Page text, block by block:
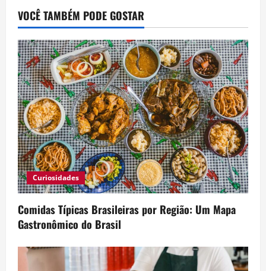
VOCÊ TAMBÉM PODE GOSTAR
Curiosidades
Comidas Típicas Brasileiras por Região: Um Mapa
Gastronômico do Brasil